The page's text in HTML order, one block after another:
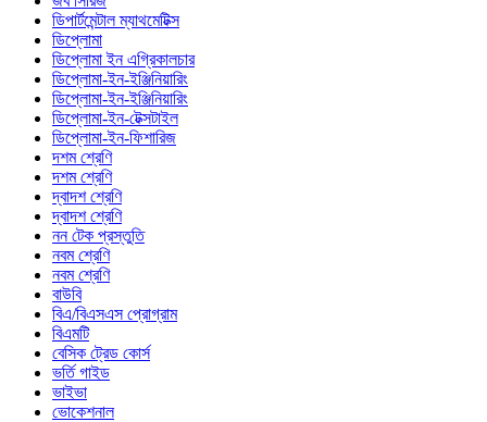
ডিপার্টমেন্টাল ম্যাথমেটিক্স
ডিপ্লোমা
ডিপ্লোমা ইন এগ্রিকালচার
ডিপ্লোমা-ইন-ইঞ্জিনিয়ারিং
ডিপ্লোমা-ইন-ইঞ্জিনিয়ারিং
ডিপ্লোমা-ইন-টেক্সটাইল
ডিপ্লোমা-ইন-ফিশারিজ
দশম শ্রেণি
দশম শ্রেণি
দ্বাদশ শ্রেণি
দ্বাদশ শ্রেণি
নন টেক প্রস্তুতি
নবম শ্রেণি
নবম শ্রেণি
বাউবি
বিএ/বিএসএস প্রোগ্রাম
বিএমটি
বেসিক ট্রেড কোর্স
ভর্তি গাইড
ভাইভা
ভোকেশনাল